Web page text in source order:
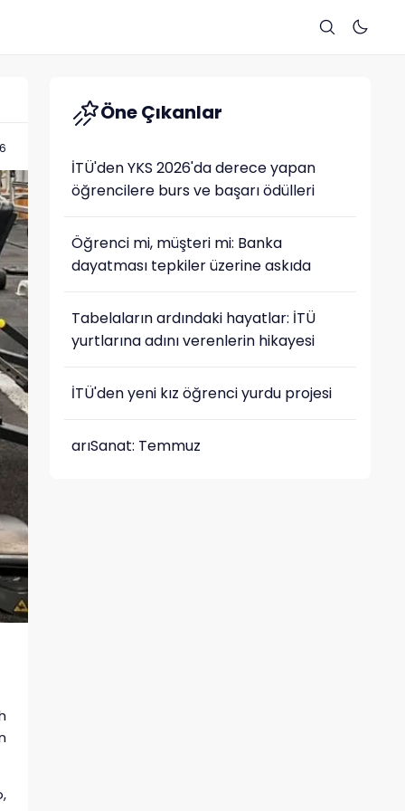
Öne Çıkanlar
İTÜ'den YKS 2026'da derece yapan
öğrencilere burs ve başarı ödülleri
Öğrenci mi, müşteri mi: Banka
dayatması tepkiler üzerine askıda
Tabelaların ardındaki hayatlar: İTÜ
yurtlarına adını verenlerin hikayesi
İTÜ'den yeni kız öğrenci yurdu projesi
arıSanat: Temmuz